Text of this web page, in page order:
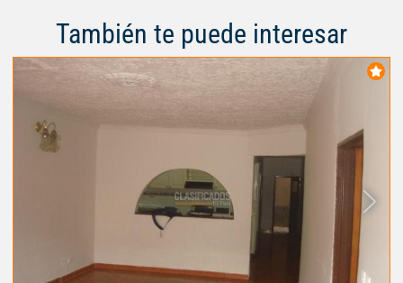
También te puede interesar